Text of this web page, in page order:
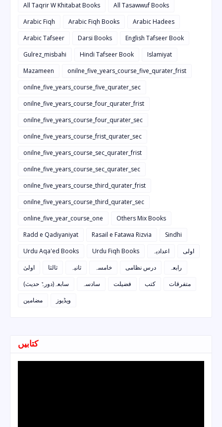
All Taqrir W Khitabat Books
All Tasawwuf Books
Arabic Fiqh
Arabic Fiqh Books
Arabic Hadees
Arabic Tafseer
Darsi Books
English Tafseer Book
Gulrez_misbahi
Hindi Tafseer Book
Islamiyat
Mazameen
onilne_five_years_course_five_qurater_frist
onilne_five_years_course_five_qurater_sec
onilne_five_years_course_four_qurater_frist
onilne_five_years_course_four_qurater_sec
onilne_five_years_course_frist_qurater_sec
onilne_five_years_course_sec_qurater_frist
onilne_five_years_course_sec_qurater_sec
onilne_five_years_course_third_qurater_frist
onilne_five_years_course_third_qurater_sec
online_five_year_course_one
Others Mix Books
Radd e Qadiyaniyat
Rasail e Fatawa Rizvia
Sindhi
Urdu Aqa'ed Books
Urdu Fiqh Books اعدادیہ
اولی
اولیٰ
ثالثا ثانیہ خامسہ درس نظامی
رابعہ
سابعہ(دورہٌ حدیث)
سادسہ فضیلت کتب
متفرقات
مضامین
ویڈیوز
کتابیں